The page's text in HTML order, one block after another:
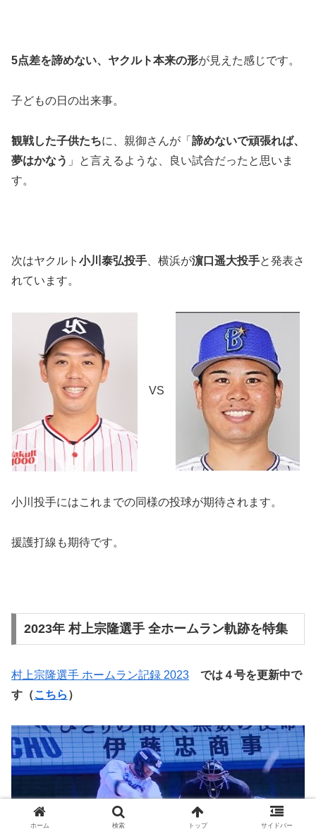
5点差を諦めない、ヤクルト本来の形が見えた感じです。
子どもの日の出来事。
観戦した子供たちに、親御さんが「 諦めないで頑張れば、
夢はかなう 」と言えるような、良い試合だったと思いま
す。
次はヤクルト 小川泰弘投手 、横浜が濵口遥大投手と発表さ
れています。
VS
小川投手にはこれまでの同様の投球が期待されます。
援護打線も期待です。
2023年 村上宗隆選手 全ホームラン軌跡を特集
村上宗隆選手 ホームラン記録 2023 では４号を更新中で
す（こちら ）
ホーム 検索 トップ サイドバー